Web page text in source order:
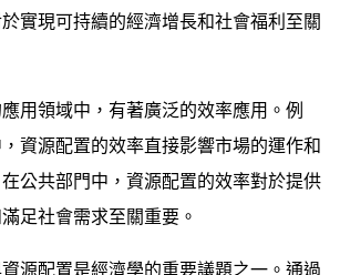
實現可持續的經濟增長和社會福利至關
用領域中，有著廣泛的效率應用。例
資源配置的效率直接影響市場的運作和
公共部門中，資源配置的效率對於提供
足社會需求至關重要。
源配置是經濟學的重要議題之一。通過